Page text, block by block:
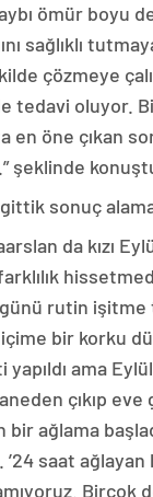
ömür boyu
sağlıklı
çözmeye
tedavi oluyor.
en öne çıkan
şeklinde
sonuç
da kızı
rutin
bir korku
ama
çıkıp eve
ağlama
saat
Birçok